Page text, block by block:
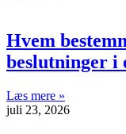
Hvem
beslutninger i
Læs mere »
juli 23, 2026